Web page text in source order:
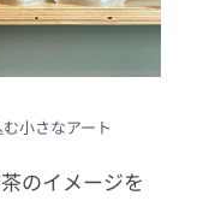
小さなアート
のイメージを